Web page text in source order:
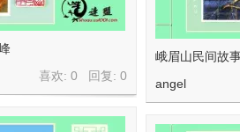
喜欢: 0 回复: 0
峨眉山民间故
angel